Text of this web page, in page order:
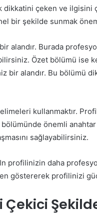
çeken ve ilgisini
bir şekilde sunmak
Burada
Özet bölümü ise
bir alandır. Bu bölümü
kullanmaktır.
önemli
sağlayabilirsiniz.
profilinizin daha
göstererek profilinizi